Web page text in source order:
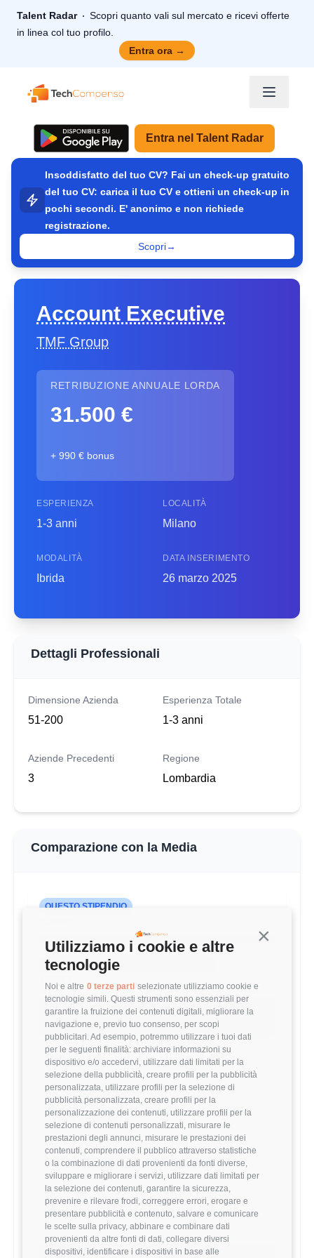
Continua
Utilizziamo i cookie e altre
tecnologie
Noi e altre 0 terze parti selezionate utilizziamo cookie e
tecnologie simili. Questi strumenti sono essenziali per
garantire la fruizione dei contenuti digitali, migliorare la
navigazione e, previo tuo consenso, per scopi
pubblicitari. Ad esempio, potremmo utilizzare i tuoi dati
per le seguenti finalità: archiviare informazioni su
dispositivo e/o accedervi, utilizzare dati limitati per la
selezione della pubblicità, creare profili per la pubblicità
personalizzata, utilizzare profili per la selezione di
pubblicità personalizzata, creare profili per la
personalizzazione dei contenuti, utilizzare profili per la
selezione di contenuti personalizzati, misurare le
prestazioni degli annunci, misurare le prestazioni dei
contenuti, comprendere il pubblico attraverso statistiche
o la combinazione di dati provenienti da fonti diverse,
sviluppare e migliorare i servizi, utilizzare dati limitati per
la selezione dei contenuti, garantire la sicurezza,
prevenire e rilevare frodi, correggere errori, erogare e
presentare pubblicità e contenuto, salvare e comunicare
le scelte sulla privacy, abbinare e combinare dati
provenienti da altre fonti di dati, collegare diversi
dispositivi, identificare i dispositivi in base alle
Talent Radar
Scopri quanto vali sul mercato e ricevi offerte
in linea col tuo profilo.
Entra ora →
TechCompenso
Entra nel Talent Radar
Insoddisfatto del tuo CV? Fai un check-up gratuito
del tuo CV: carica il tuo CV e ottieni un check-up in
pochi secondi. E' anonimo e non richiede
registrazione.
Scopri→
Account Executive
TMF Group
RETRIBUZIONE ANNUALE LORDA
31.500 €
+ 990 € bonus
ESPERIENZA
1-3 anni
LOCALITÀ
Milano
MODALITÀ
Ibrida
DATA INSERIMENTO
26 marzo 2025
Dettagli Professionali
Dimensione Azienda
51-200
Esperienza Totale
1-3 anni
Aziende Precedenti
3
Regione
Lombardia
Comparazione con la Media
QUESTO STIPENDIO
MEDIA ACCOUNT EXECUTIVE (1-3 ANNI)
Questo stipendio è al38° percentile
-9.22% rispetto alla media
Statistiche
Campione
173 stipendi
Esperienza
1-3 anni